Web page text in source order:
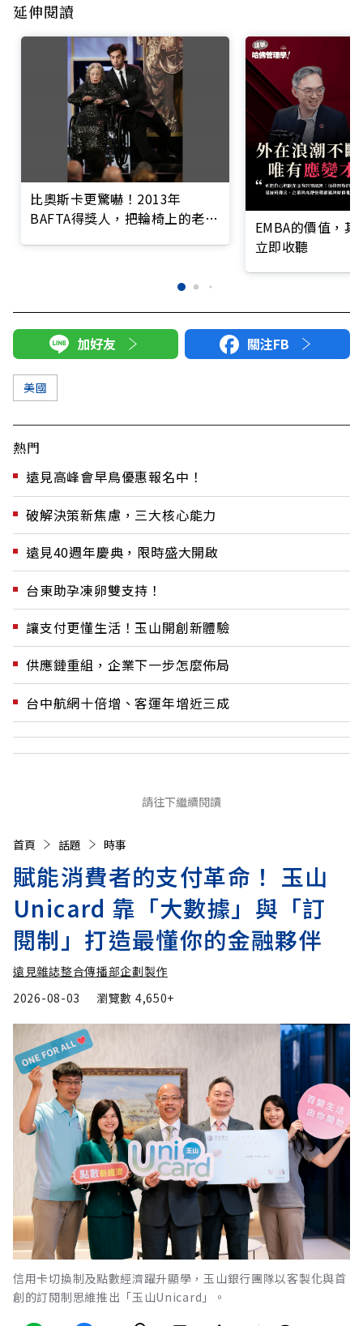
延伸閱讀
比奧斯卡更驚嚇！2013年
BAFTA得獎人，把輪椅上的老太
EMBA的價值，
立即收聽
加好友 關注FB
美國
熱門
遠見高峰會早鳥優惠報名中！
破解決策新焦慮，三大核心能力
遠見40週年慶典，限時盛大開啟
台東助孕凍卵雙支持！
讓支付更懂生活！玉山開創新體驗
供應鏈重組，企業下一步怎麼佈局
台中航網十倍增、客運年增近三成
請往下繼續閱讀
首頁 話題 時事
賦能消費者的支付革命！ 玉山
Unicard 靠「大數據」與「訂
閱制」打造最懂你的金融夥伴
遠見雜誌整合傳播部企劃製作
2026-08-03
瀏覽數 4,650+
信用卡切換制及點數經濟躍升顯學，玉山銀行團隊以客製化與首
創的訂閱制思維推出「玉山Unicard」。